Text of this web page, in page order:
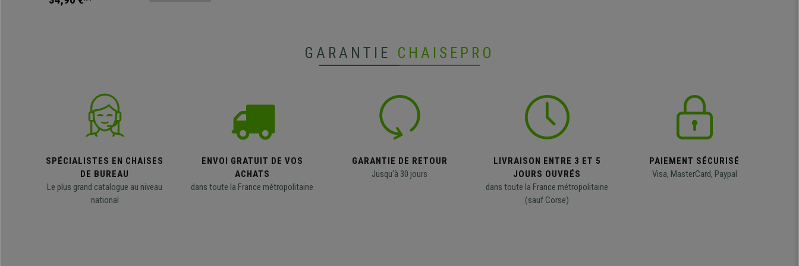
GARANTIE CHAISEPRO
SPÉCIALISTES EN CHAISES
DE BUREAU
Le plus grand catalogue au niveau
national
ENVOI GRATUIT DE VOS
ACHATS
dans toute la France métropolitaine
GARANTIE DE RETOUR
Jusqu'à 30 jours
LIVRAISON ENTRE 3 ET 5
JOURS OUVRÉS
dans toute la France métropolitaine
(sauf Corse)
PAIEMENT SÉCURISÉ
Visa, MasterCard, Paypal